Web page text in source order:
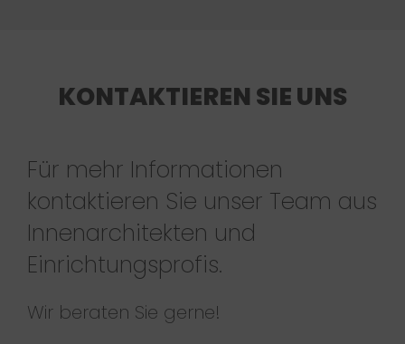
KONTAKTIEREN SIE UNS
Für mehr Informationen
kontaktieren Sie unser Team aus
Innenarchitekten und
Einrichtungsprofis.
Wir beraten Sie gerne!